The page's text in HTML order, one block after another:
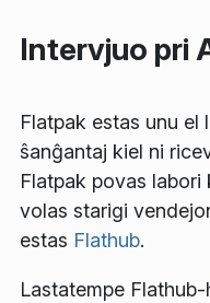
Intervjuo pri
Flatpak estas unu
ŝanĝantaj kiel ni
Flatpak povas
volas starigi
estas Flathub.
Lastatempe